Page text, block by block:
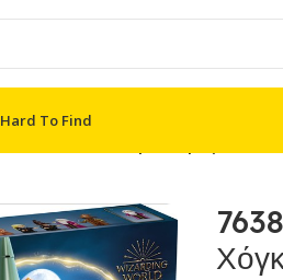
Hard To Find